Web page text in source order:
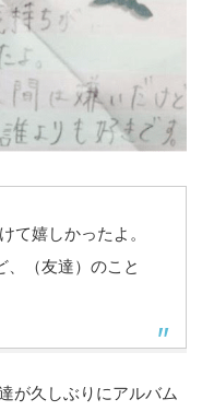
て嬉しかったよ。
、（友達）のこと
が久しぶりにアルバム